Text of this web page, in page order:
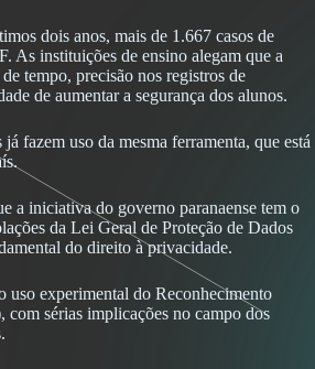
dois anos, mais de 1.667 casos de
As instituições de ensino alegam que a
tempo, precisão nos registros de
de aumentar a segurança dos alunos.
fazem uso da mesma ferramenta, que está
a iniciativa do governo paranaense tem o
da Lei Geral de Proteção de Dados
do direito à privacidade.
uso experimental do Reconhecimento
com sérias implicações no campo dos